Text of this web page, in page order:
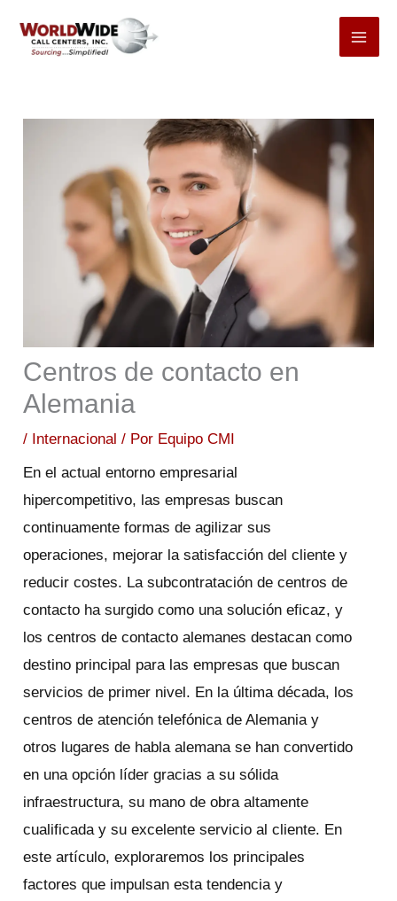
Centros de contacto en
Alemania
/ Internacional / Por Equipo CMI
En el actual entorno empresarial
hipercompetitivo, las empresas buscan
continuamente formas de agilizar sus
operaciones, mejorar la satisfacción del cliente y
reducir costes. La subcontratación de centros de
contacto ha surgido como una solución eficaz, y
los centros de contacto alemanes destacan como
destino principal para las empresas que buscan
servicios de primer nivel. En la última década, los
centros de atención telefónica de Alemania y
otros lugares de habla alemana se han convertido
en una opción líder gracias a su sólida
infraestructura, su mano de obra altamente
cualificada y su excelente servicio al cliente. En
este artículo, exploraremos los principales
factores que impulsan esta tendencia y